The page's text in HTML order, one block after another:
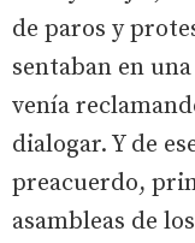
de paros y
sentaban en
venía
dialogar. Y de
preacuerdo,
asambleas de